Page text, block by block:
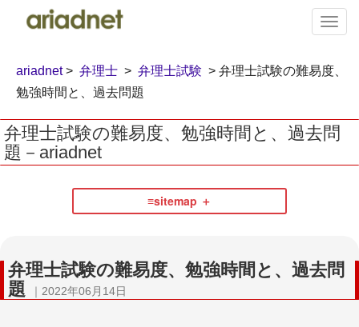
T
o
g
n
a
i
n
ariadnet> 弁理士 > 弁理士試験 > 弁理士試験の難易度、
勉強時間と、過去問題
弁理士試験の難易度、勉強時間と、過去問
題－ariadnet
≡sitemap
弁理士試験の難易度、勉強時間と、過去問
題
｜2022年06月14日